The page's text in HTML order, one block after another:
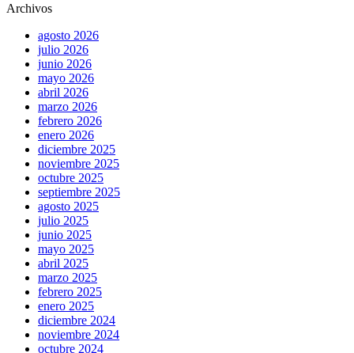
Archivos
agosto 2026
julio 2026
junio 2026
mayo 2026
abril 2026
marzo 2026
febrero 2026
enero 2026
diciembre 2025
noviembre 2025
octubre 2025
septiembre 2025
agosto 2025
julio 2025
junio 2025
mayo 2025
abril 2025
marzo 2025
febrero 2025
enero 2025
diciembre 2024
noviembre 2024
octubre 2024